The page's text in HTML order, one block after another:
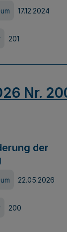
17.12.2024
201
Nr.
der
22.05.2026
200